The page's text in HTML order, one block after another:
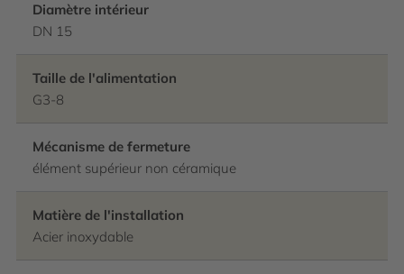
Diamètre intérieur
DN 15
Taille de l'alimentation
G3-8
Mécanisme de fermeture
élément supérieur non céramique
Matière de l'installation
Acier inoxydable